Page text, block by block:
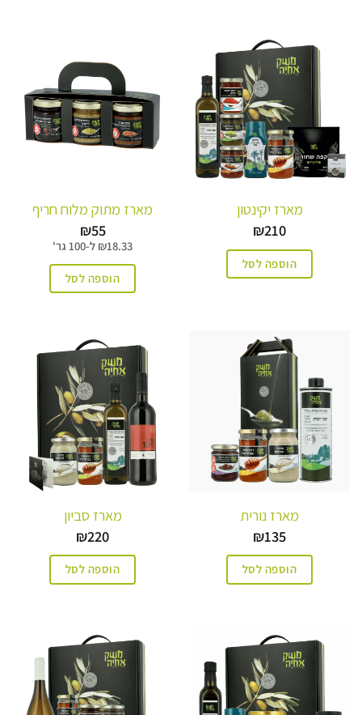
מארז יקינטון
₪210
הוספה לסל
מארז מתוק מלוח חריף
₪55
₪18.33 ל-100 גר'
הוספה לסל
מארז נורית
₪135
הוספה לסל
מארז סביון
₪220
הוספה לסל